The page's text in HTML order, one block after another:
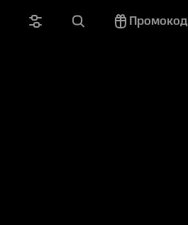
Промокод